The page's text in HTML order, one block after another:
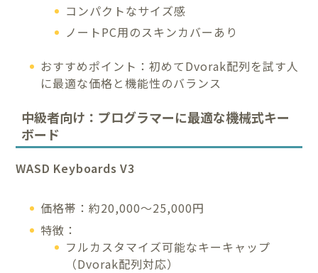
コンパクトなサイズ感
ノートPC用のスキンカバーあり
おすすめポイント：初めてDvorak配列を試す人
に最適な価格と機能性のバランス
中級者向け：プログラマーに最適な機械式キー
ボード
WASD Keyboards V3
価格帯：約20,000〜25,000円
特徴：
フルカスタマイズ可能なキーキャップ
（Dvorak配列対応）